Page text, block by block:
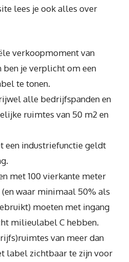
lees je ook alles over
verkoopmoment van
ben je verplicht om een
te tonen.
alle bedrijfspanden en
ruimtes van 50 m2 en
een industriefunctie geldt
met 100 vierkante meter
waar minimaal 50% als
moeten met ingang
milieulabel C hebben.
van meer dan
label zichtbaar te zijn voor